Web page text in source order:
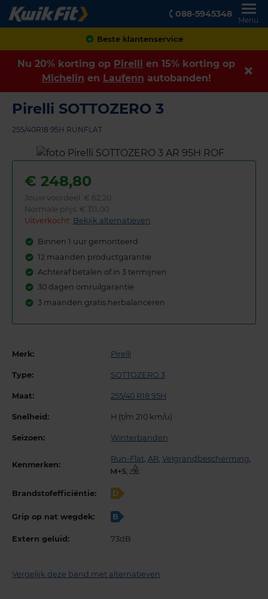
088-5945348
Menu
Achteraf betalen
Nu 20% korting op Pirelli en 15% korting op
Michelin en Laufenn autobanden!
Pirelli SOTTOZERO 3
255/40R18 95H RUNFLAT
€ 248,80
Jouw voordeel: € 62,20
Normale prijs: € 311,00
Uitverkocht: Bekijk alternatieven
Binnen 1 uur gemonteerd
12 maanden productgarantie
Achteraf betalen of in 3 termijnen
30 dagen omruilgarantie
3 maanden gratis herbalanceren
Merk: Pirelli
Type: SOTTOZERO 3
Maat: 255/40 R18 95H
Snelheid: H (t/m 210 km/u)
Seizoen: Winterbanden
Kenmerken:
Run-Flat, AR, Velgrandbescherming,
,
Brandstofefficiëntie: D
Grip op nat wegdek: B
Extern geluid: 73dB
Vergelijk deze band met alternatieven